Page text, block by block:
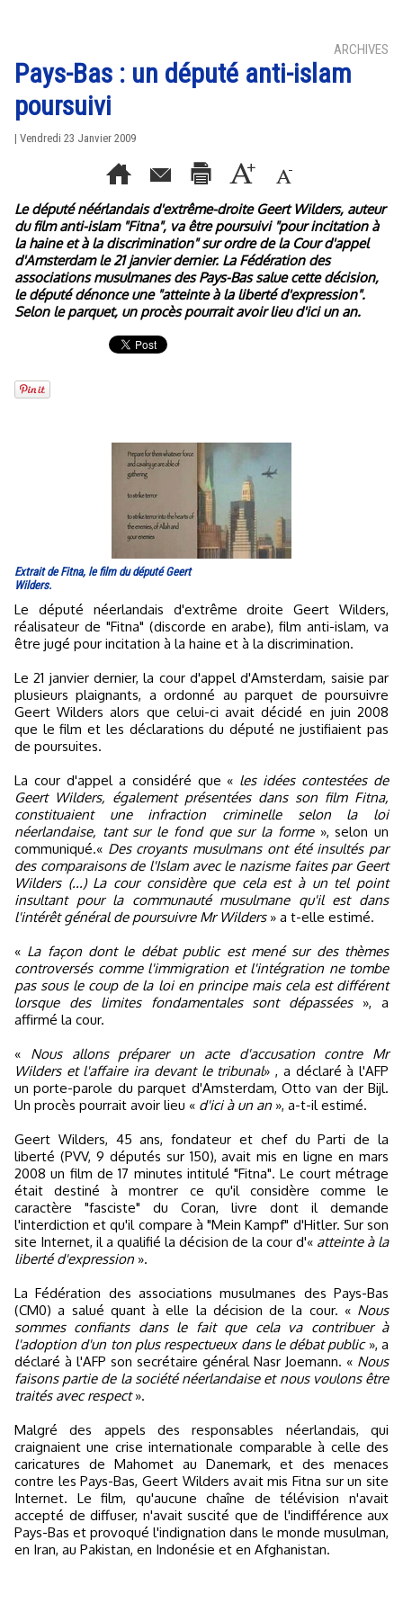
ARCHIVES
Pays-Bas : un député anti-islam
poursuivi
| Vendredi 23 Janvier 2009
Le député néérlandais d'extrême-droite Geert Wilders, auteur
du film anti-islam "Fitna", va être poursuivi "pour incitation à
la haine et à la discrimination" sur ordre de la Cour d'appel
d'Amsterdam le 21 janvier dernier. La Fédération des
associations musulmanes des Pays-Bas salue cette décision,
le député dénonce une "atteinte à la liberté d'expression".
Selon le parquet, un procès pourrait avoir lieu d'ici un an.
Extrait de Fitna, le film du député Geert
Wilders.
Le député néerlandais d'extrême droite Geert Wilders,
réalisateur de "Fitna" (discorde en arabe), film anti-islam, va
être jugé pour incitation à la haine et à la discrimination.
Le 21 janvier dernier, la cour d'appel d'Amsterdam, saisie par
plusieurs plaignants, a ordonné au parquet de poursuivre
Geert Wilders alors que celui-ci avait décidé en juin 2008
que le film et les déclarations du député ne justifiaient pas
de poursuites.
La cour d'appel a considéré que « les idées contestées de
Geert Wilders, également présentées dans son film Fitna,
constituaient une infraction criminelle selon la loi
néerlandaise, tant sur le fond que sur la forme», selon un
communiqué.« Des croyants musulmans ont été insultés par
des comparaisons de l'Islam avec le nazisme faites par Geert
Wilders (...) La cour considère que cela est à un tel point
insultant pour la communauté musulmane qu'il est dans
l'intérêt général de poursuivre Mr Wilders» a t-elle estimé.
« La façon dont le débat public est mené sur des thèmes
controversés comme l'immigration et l'intégration ne tombe
pas sous le coup de la loi en principe mais cela est différent
lorsque des limites fondamentales sont dépassées», a
affirmé la cour.
« Nous allons préparer un acte d'accusation contre Mr
Wilders et l'affaire ira devant le tribunal» , a déclaré à l'AFP
un porte-parole du parquet d'Amsterdam, Otto van der Bijl.
Un procès pourrait avoir lieu « d'ici à un an », a-t-il estimé.
Geert Wilders, 45 ans, fondateur et chef du Parti de la
liberté (PVV, 9 députés sur 150), avait mis en ligne en mars
2008 un film de 17 minutes intitulé "Fitna". Le court métrage
était destiné à montrer ce qu'il considère comme le
caractère "fasciste" du Coran, livre dont il demande
l'interdiction et qu'il compare à "Mein Kampf" d'Hitler. Sur son
site Internet, il a qualifié la décision de la cour d'« atteinte à la
liberté d'expression ».
La Fédération des associations musulmanes des Pays-Bas
(CM0) a salué quant à elle la décision de la cour. « Nous
sommes confiants dans le fait que cela va contribuer à
l'adoption d'un ton plus respectueux dans le débat public », a
déclaré à l'AFP son secrétaire général Nasr Joemann. « Nous
faisons partie de la société néerlandaise et nous voulons être
traités avec respect».
Malgré des appels des responsables néerlandais, qui
craignaient une crise internationale comparable à celle des
caricatures de Mahomet au Danemark, et des menaces
contre les Pays-Bas, Geert Wilders avait mis Fitna sur un site
Internet. Le film, qu'aucune chaîne de télévision n'avait
accepté de diffuser, n'avait suscité que de l'indifférence aux
Pays-Bas et provoqué l'indignation dans le monde musulman,
en Iran, au Pakistan, en Indonésie et en Afghanistan.